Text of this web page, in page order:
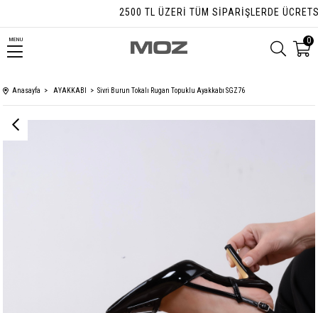
2500 TL ÜZERI TÜM SIPARIŞLERDE ÜCRETSIZ
MENU 0
Anasayfa AYAKKABI Sivri Burun Tokalı Rugan Topuklu Ayakkabı SGZ76